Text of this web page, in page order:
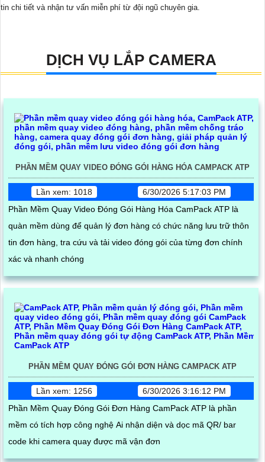
tin chi tiết và nhận tư vấn miễn phí từ đội ngũ chuyên gia.
DỊCH VỤ LẮP CAMERA
PHẦN MỀM QUAY VIDEO ĐÓNG GÓI HÀNG HÓA CAMPACK ATP
Lần xem: 1018
6/30/2026 5:17:03 PM
Phần Mềm Quay Video Đóng Gói Hàng Hóa CamPack ATP là
quàn mềm dùng để quản lý đơn hàng có chức năng lưu trữ thôn
tin đơn hàng, tra cứu và tải video đóng gói của từng đơn chính
xác và nhanh chóng
PHẦN MỀM QUAY ĐÓNG GÓI ĐƠN HÀNG CAMPACK ATP
Lần xem: 1256
6/30/2026 3:16:12 PM
Phần Mềm Quay Đóng Gói Đơn Hàng CamPack ATP là phần
mềm có tích hợp công nghệ Ai nhận diện và dọc mã QR/ bar
code khi camera quay được mã vận đơn